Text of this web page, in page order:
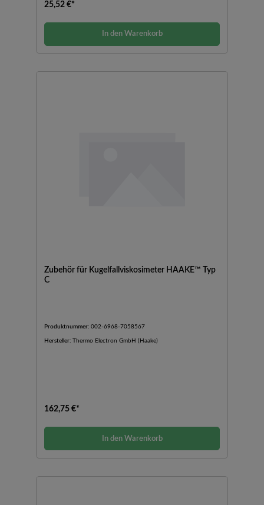
25,52 €*
In den Warenkorb
Zubehör für Kugelfallviskosimeter HAAKE™ Typ
C
Produktnummer: 002-6968-7058567
Hersteller: Thermo Electron GmbH (Haake)
162,75 €*
In den Warenkorb